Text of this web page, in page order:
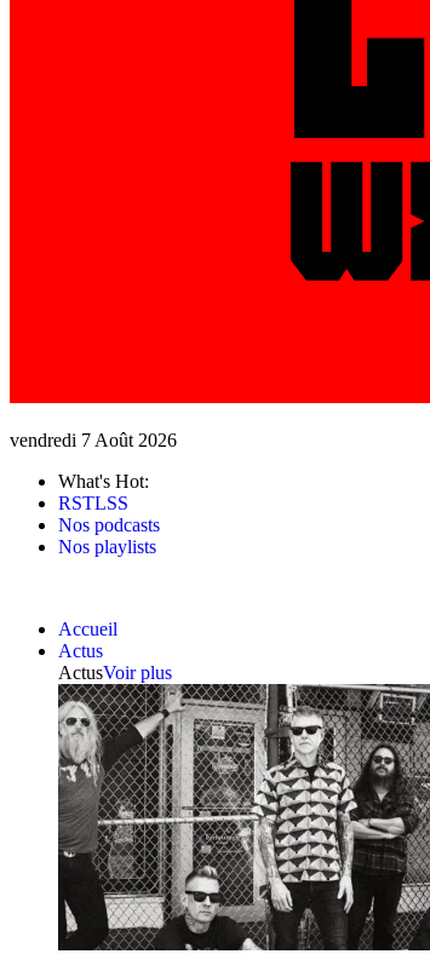
vendredi 7 Août 2026
What's Hot:
RSTLSS
Nos podcasts
Nos playlists
Accueil
Actus
ActusVoir plus